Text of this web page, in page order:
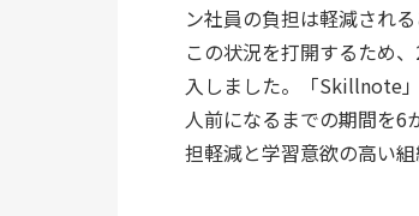
ン社員の負担は軽減され
この状況を打開するため
入しました。「Skillnote
人前になるまでの期間を6
担軽減と学習意欲の高い組